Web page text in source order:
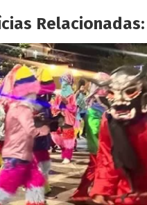
Relacionadas: